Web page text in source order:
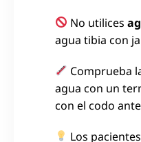
No utilices
agua tibia con
Comprueba
agua con un
con el codo
Los